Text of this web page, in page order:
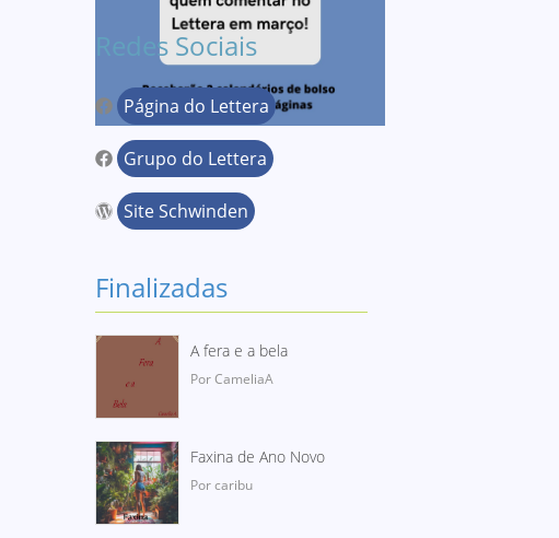
Redes Sociais
Página do Lettera
Grupo do Lettera
Site Schwinden
Finalizadas
A fera e a bela
Por CameliaA
Faxina de Ano Novo
Por caribu